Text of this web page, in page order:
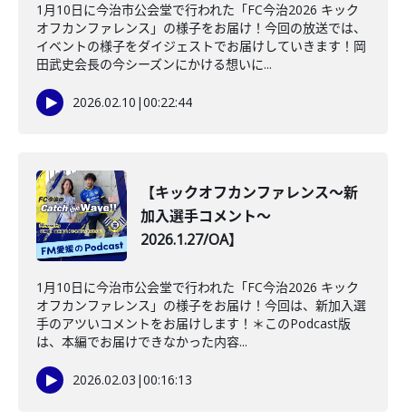
1月10日に今治市公会堂で行われた「FC今治2026 キック
オフカンファレンス」の様子をお届け！今回の放送では、
イベントの様子をダイジェストでお届けしていきます！岡
田武史会長の今シーズンにかける想いに...
2026.02.10 |00:22:44
【キックオフカンファレンス～新
加入選手コメント～
2026.1.27/OA】
1月10日に今治市公会堂で行われた「FC今治2026 キック
オフカンファレンス」の様子をお届け！今回は、新加入選
手のアツいコメントをお届けします！＊このPodcast版
は、本編でお届けできなかった内容...
2026.02.03 |00:16:13